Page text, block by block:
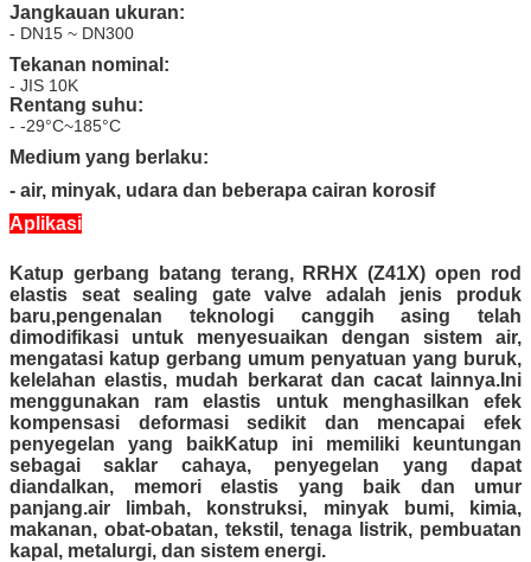
Jangkauan ukuran:
- DN15 ~ DN300
Tekanan nominal:
- JIS 10K
Rentang suhu:
- -29°C~185°C
Medium yang berlaku:
- air, minyak, udara dan beberapa cairan korosif
Aplikasi
Katup gerbang batang terang, RRHX (Z41X) open rod
elastis seat sealing gate valve adalah jenis produk
baru,pengenalan teknologi canggih asing telah
dimodifikasi untuk menyesuaikan dengan sistem air,
mengatasi katup gerbang umum penyatuan yang buruk,
kelelahan elastis, mudah berkarat dan cacat lainnya.Ini
menggunakan ram elastis untuk menghasilkan efek
kompensasi deformasi sedikit dan mencapai efek
penyegelan yang baikKatup ini memiliki keuntungan
sebagai saklar cahaya, penyegelan yang dapat
diandalkan, memori elastis yang baik dan umur
panjang.air limbah, konstruksi, minyak bumi, kimia,
makanan, obat-obatan, tekstil, tenaga listrik, pembuatan
kapal, metalurgi, dan sistem energi.